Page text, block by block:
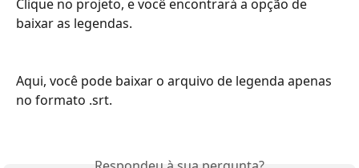
Clique no projeto, e você encontrará a opção de
baixar as legendas.
Aqui, você pode baixar o arquivo de legenda apenas
no formato .srt.